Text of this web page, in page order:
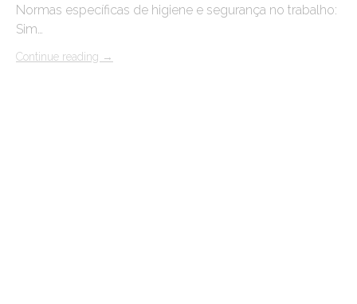
Normas específicas de higiene e segurança no trabalho:
Sim…
Continue reading →